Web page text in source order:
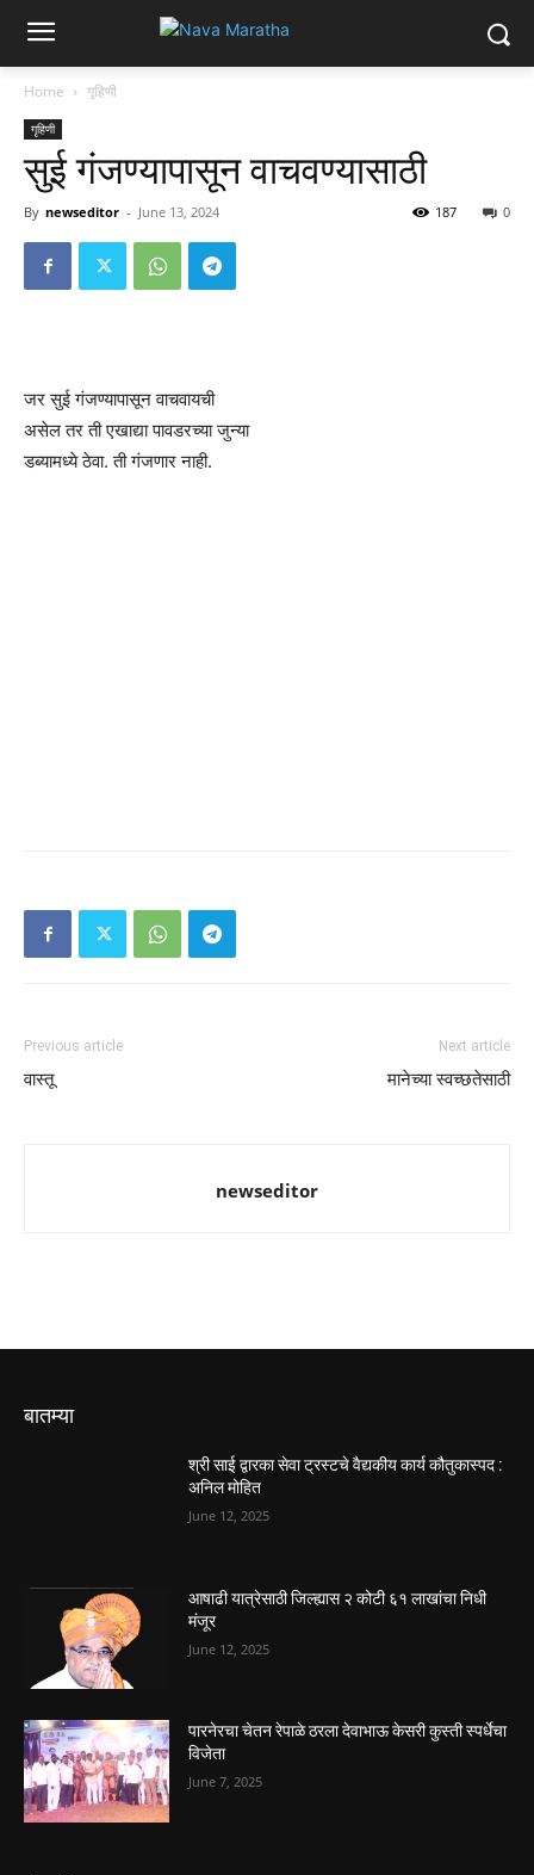
Home गृहिणी
गृहिणी
सुई गंजण्यापासून वाचवण्यासाठी
By newseditor - June 13, 2024 0
187
जर सुई गंजण्यापासून वाचवायची
असेल तर ती एखाद्या पावडरच्या जुन्या
डब्यामध्ये ठेवा. ती गंजणार नाही.
Previous article
वास्तू
Next article
मानेच्या स्वच्छतेसाठी
newseditor
बातम्या
श्री साई द्वारका सेवा ट्रस्टचे वैद्यकीय कार्य कौतुकास्पद :
अनिल मोहित
June 12, 2025
आषाढी यात्रेसाठी जिल्ह्यास २ कोटी ६१ लाखांचा निधी
मंजूर
June 12, 2025
पारनेरचा चेतन रेपाळे ठरला देवाभाऊ केसरी कुस्ती स्पर्धेचा
विजेता
June 7, 2025